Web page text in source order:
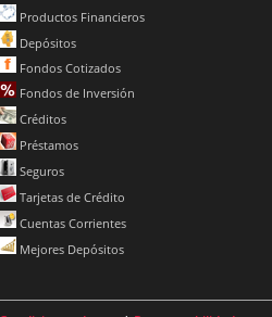
Productos Financieros
Depósitos
Fondos Cotizados
Fondos de Inversión
Créditos
Préstamos
Seguros
Tarjetas de Crédito
Cuentas Corrientes
Mejores Depósitos